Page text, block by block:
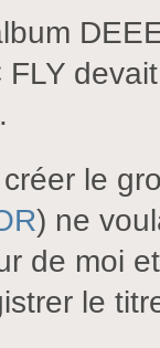
le
) ne
de moi
le